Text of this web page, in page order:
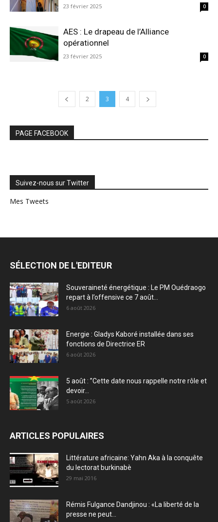
23 février 2025 0
AES : Le drapeau de l’Alliance
opérationnel
23 février 2025 0
2 3 4
PAGE FACEBOOK
Suivez-nous sur Twitter
Mes Tweets
SÉLECTION DE L'EDITEUR
Souveraineté énergétique : Le PM Ouédraogo
repart à l’offensive ce 7 août...
6 août 2026
Energie : Gladys Kaboré installée dans ses
fonctions de Directrice ER
6 août 2026
5 août : ”Cette date nous rappelle notre rôle et
devoir...
5 août 2026
ARTICLES POPULAIRES
Littérature africaine: Yahn Aka à la conquête
du lectorat burkinabè
29 mai 2016
Rémis Fulgance Dandjinou : «La liberté de la
presse ne peut...